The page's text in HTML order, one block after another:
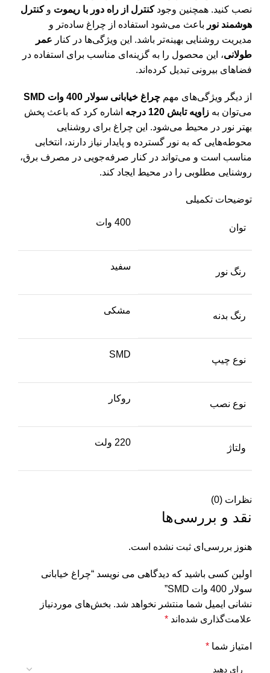
نصب کنید. همچنین وجودکنترل از راه دور با ریموت وکنترل
هوشمند نور باعث می‌شود استفاده از چراغ ساده‌تر و
مدیریت روشنایی بهینه‌تر باشد. این ویژگی‌ها در کنار عمر
طولانی، این محصول را به گزینه‌ای مناسب برای استفاده در
فضاهای بیرونی تبدیل کرده‌اند.
از دیگر ویژگی‌های مهم چراغ خیابانی سولار 400 وات SMD
می‌توان به زاویه تابش 120 درجه
اشاره کرد که باعث پخش
بهتر نور در محیط می‌شود. این چراغ برای روشنایی
محوطه‌هایی که به نور گسترده و پایدار نیاز دارند، انتخابی
مناسب است و می‌تواند در کنار صرفه‌جویی در مصرف برق،
روشنایی مطلوبی را در محیط ایجاد کند.
توضیحات تکمیلی
توان
400 وات
رنگ نور
سفید
رنگ بدنه
مشکی
نوع چیپ
SMD
نوع نصب
روکار
ولتاژ
220 ولت
نظرات (0)
نقد و بررسی‌ها
هنوز بررسی‌ای ثبت نشده است.
اولین کسی باشید که دیدگاهی می نویسد “چراغ خیابانی
سولار 400 وات SMD”
نشانی ایمیل شما منتشر نخواهد شد. بخش‌های موردنیاز
علامت‌گذاری شده‌اند *
امتیاز شما *